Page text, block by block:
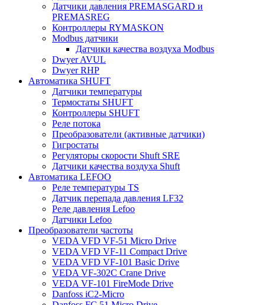
Датчики давления PREMASGARD и
PREMASREG
Контроллеры RYMASKON
Modbus датчики
Датчики качества воздуха Modbus
Dwyer AVUL
Dwyer RHP
Автоматика SHUFT
Датчики температуры
Термостаты SHUFT
Контроллеры SHUFT
Реле потока
Преобразователи (активные датчики)
Гигростаты
Регуляторы скорости Shuft SRE
Датчики качества воздуха Shuft
Автоматика LEFOO
Реле температуры TS
Датчик перепада давления LF32
Реле давления Lefoo
Датчики Lefoo
Преобразователи частоты
VEDA VFD VF-51 Micro Drive
VEDA VFD VF-11 Compact Drive
VEDA VFD VF-101 Basic Drive
VEDA VF-302C Crane Drive
VEDA VF-101 FireMode Drive
Danfoss iC2-Micro